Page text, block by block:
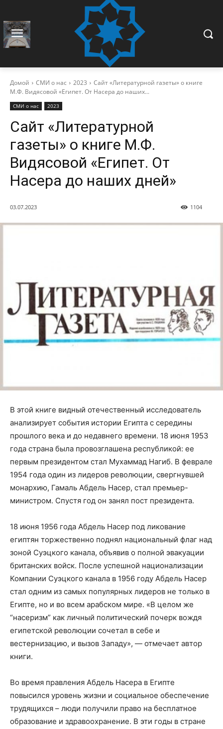
Домой СМИ о нас 2023
Сайт «Литературной газеты» о книге
М.Ф. Видясовой «Египет. От Насера до наших...
СМИ о нас 2023
Сайт «Литературной
газеты» о книге М.Ф.
Видясовой «Египет. От
Насера до наших дней»
03.07.2023 1104
В этой книге видный отечественный исследователь
анализирует события истории Египта с середины
прошлого века и до недавнего времени. 18 июня 1953
года страна была провозглашена республикой: ее
первым президентом стал Мухаммад Нагиб. В феврале
1954 года один из лидеров революции, свергнувшей
монархию, Гамаль Абдель Насер, стал премьер-
министром. Спустя год он занял пост президента.
18 июня 1956 года Абдель Насер под ликование
египтян торжественно поднял национальный флаг над
зоной Суэцкого канала, объявив о полной эвакуации
британских войск. После успешной национализации
Компании Суэцкого канала в 1956 году Абдель Насер
стал одним из самых популярных лидеров не только в
Египте, но и во всем арабском мире. «В целом же
“насеризм” как личный политический почерк вождя
египетской революции сочетал в себе и
вестернизацию, и вызов Западу», — отмечает автор
книги.
Во время правления Абдель Насера в Египте
повысился уровень жизни и социальное обеспечение
трудящихся – люди получили право на бесплатное
образование и здравоохранение. В эти годы в стране